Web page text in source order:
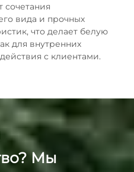
вида и прочных
что делает белую
для внутренних
с клиентами.
Мы